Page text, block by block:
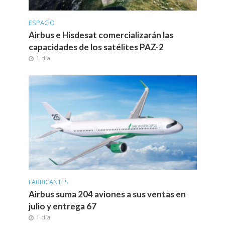
ESPACIO
Airbus e Hisdesat comercializarán las
capacidades de los satélites PAZ-2
1 día
FABRICANTES
Airbus suma 204 aviones a sus ventas en
julio y entrega 67
1 día